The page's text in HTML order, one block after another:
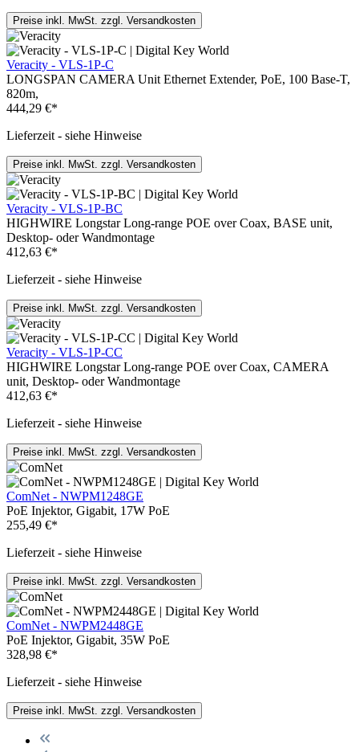
Preise inkl. MwSt. zzgl. Versandkosten
Veracity - VLS-1P-C
LONGSPAN CAMERA Unit Ethernet Extender, PoE, 100 Base-T,
820m,
444,29 €*
Lieferzeit - siehe Hinweise
Preise inkl. MwSt. zzgl. Versandkosten
Veracity - VLS-1P-BC
HIGHWIRE Longstar Long-range POE over Coax, BASE unit,
Desktop- oder Wandmontage
412,63 €*
Lieferzeit - siehe Hinweise
Preise inkl. MwSt. zzgl. Versandkosten
Veracity - VLS-1P-CC
HIGHWIRE Longstar Long-range POE over Coax, CAMERA
unit, Desktop- oder Wandmontage
412,63 €*
Lieferzeit - siehe Hinweise
Preise inkl. MwSt. zzgl. Versandkosten
ComNet - NWPM1248GE
PoE Injektor, Gigabit, 17W PoE
255,49 €*
Lieferzeit - siehe Hinweise
Preise inkl. MwSt. zzgl. Versandkosten
ComNet - NWPM2448GE
PoE Injektor, Gigabit, 35W PoE
328,98 €*
Lieferzeit - siehe Hinweise
Preise inkl. MwSt. zzgl. Versandkosten